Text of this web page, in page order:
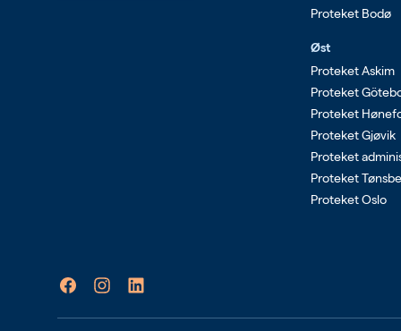
Proteket Bodø
Øst
Proteket Askim
Proteket
Proteket
Proteket Gjøvik
Proteket
Proteket
Proteket Oslo